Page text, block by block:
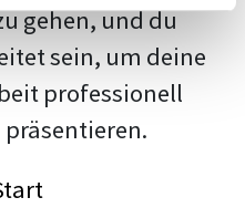
gehen, und du
sein, um deine
professionell